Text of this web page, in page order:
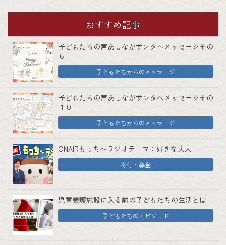
おすすめ記事
子どもたちの声あしながサンタへメッセージその
６
子どもたちからのメッセージ
子どもたちの声あしながサンタへメッセージその
１０
子どもたちからのメッセージ
ONAIRもっち〜ラジオテーマ：好きな大人
寄付・募金
児童養護施設に入る前の子どもたちの生活とは
子どもたちのエピソード